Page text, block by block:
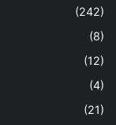
(242)
(8)
(12)
(4)
(21)